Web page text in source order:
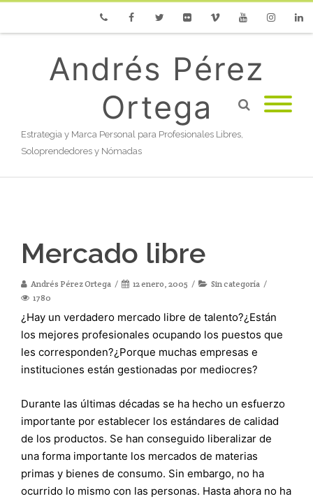
Andrés Pérez
Ortega
Estrategia y Marca Personal para Profesionales Libres,
Soloprendedores y Nómadas
Mercado libre
Andrés Pérez Ortega 12 enero, 2005
Sin categoría
1780
¿Hay un verdadero mercado libre de talento?¿Están
los mejores profesionales ocupando los puestos que
les corresponden?¿Porque muchas empresas e
instituciones están gestionadas por mediocres?
Durante las últimas décadas se ha hecho un esfuerzo
importante por establecer los estándares de calidad
de los productos. Se han conseguido liberalizar de
una forma importante los mercados de materias
primas y bienes de consumo. Sin embargo, no ha
ocurrido lo mismo con las personas. Hasta ahora no ha